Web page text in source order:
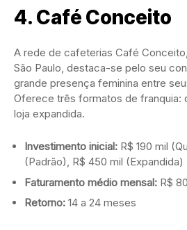
4. Café Conceito
A rede de cafeterias Café
São Paulo, destaca-se pelo seu
grande presença feminina entre
Oferece três formatos de franquia:
loja expandida.
Investimento inicial: R$ 190 mil
(Padrão), R$ 450 mil (Expandida)
Faturamento médio mensal: R$
Retorno: 14 a 24 meses